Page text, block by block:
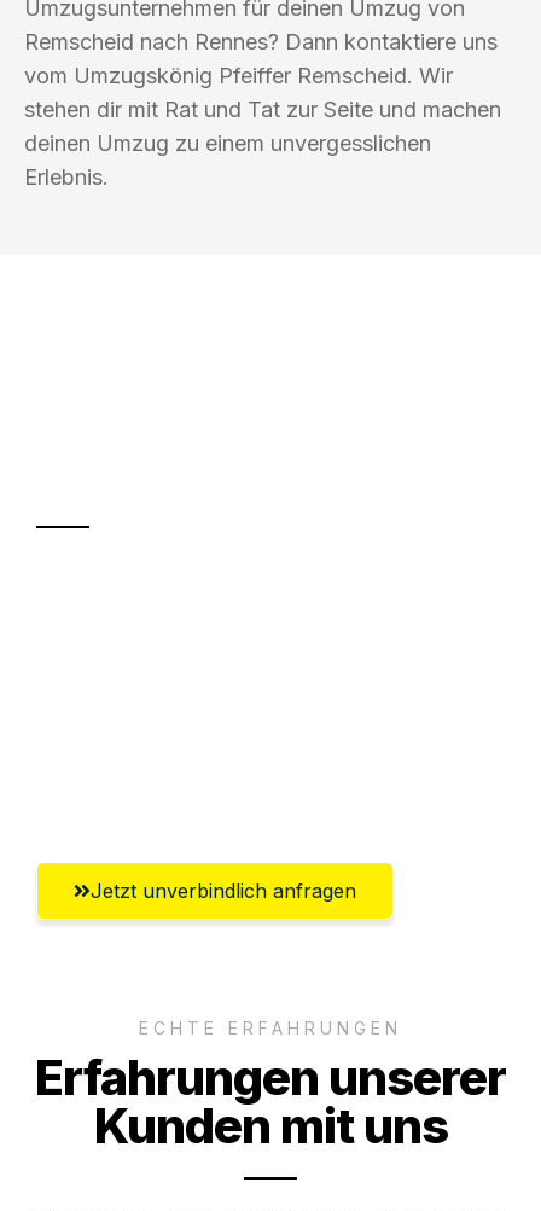
Umzugsunternehmen für deinen Umzug von
Remscheid nach Rennes? Dann kontaktiere uns
vom Umzugskönig Pfeiffer Remscheid. Wir
stehen dir mit Rat und Tat zur Seite und machen
deinen Umzug zu einem unvergesslichen
Erlebnis.
Jetzt unverbindlich anfragen
ECHTE ERFAHRUNGEN
Erfahrungen unserer
Kunden mit uns